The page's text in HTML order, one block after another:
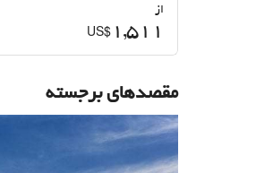
از
US$ 1,511
مقصدهای برجسته